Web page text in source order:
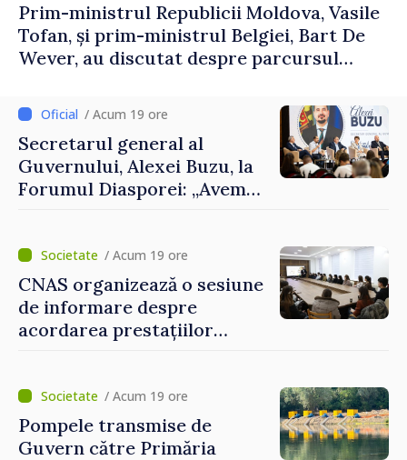
Prim-ministrul Republicii Moldova, Vasile
Tofan, și prim-ministrul Belgiei, Bart De
Wever, au discutat despre parcursul
/ Acum 19 ore
Secretarul general al
Guvernului, Alexei Buzu, la
Forumul Diasporei: „Avem
construi comunități mai
puternice”
/ Acum 19 ore
CNAS organizează o sesiune
de informare despre
acordarea prestațiilor
invitați să se înscrie la
eveniment
/ Acum 19 ore
Pompele transmise de
Guvern către Primăria